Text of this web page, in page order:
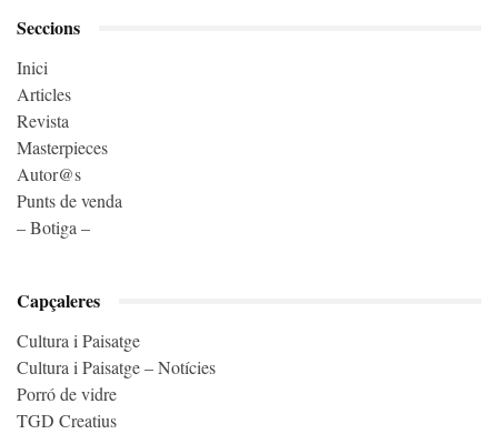
Seccions
Inici
Articles
Revista
Masterpieces
Autor@s
Punts de venda
– Botiga –
Capçaleres
Cultura i Paisatge
Cultura i Paisatge – Notícies
Porró de vidre
TGD Creatius